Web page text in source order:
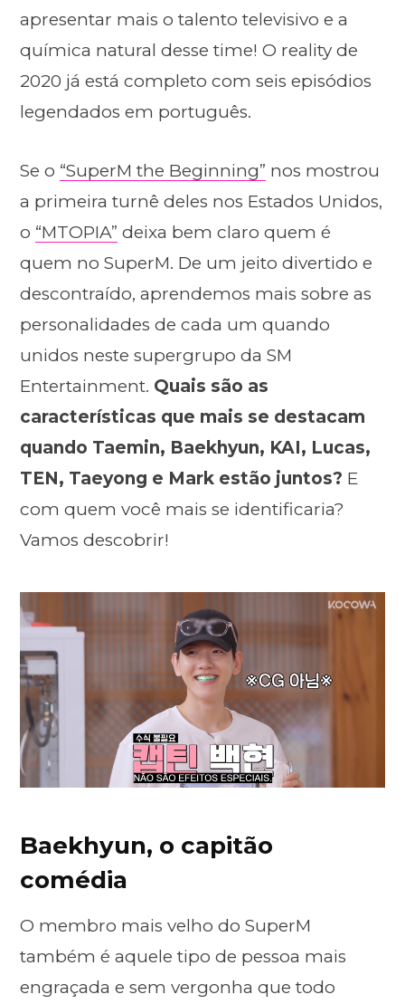
apresentar mais o talento televisivo e a
química natural desse time! O reality de
2020 já está completo com seis episódios
legendados em português.
Se o “SuperM the Beginning” nos mostrou
a primeira turnê deles nos Estados Unidos,
o “MTOPIA” deixa bem claro quem é
quem no SuperM. De um jeito divertido e
descontraído, aprendemos mais sobre as
personalidades de cada um quando
unidos neste supergrupo da SM
Entertainment. Quais são as
características que mais se destacam
quando Taemin, Baekhyun, KAI, Lucas,
TEN, Taeyong e Mark estão juntos? E
com quem você mais se identificaria?
Vamos descobrir!
Baekhyun, o capitão
comédia
O membro mais velho do SuperM
também é aquele tipo de pessoa mais
engraçada e sem vergonha que todo